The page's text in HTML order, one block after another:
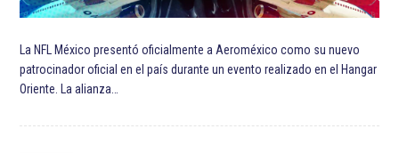
La NFL México presentó oficialmente a Aeroméxico como su nuevo
patrocinador oficial en el país durante un evento realizado en el Hangar
Oriente. La alianza…